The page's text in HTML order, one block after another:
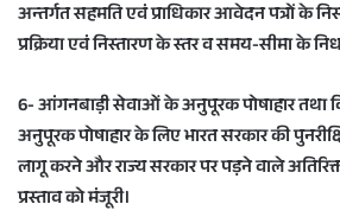
अन्तर्गत सहमति एवं प्राधिकार आवेदन पत्रों के
प्रक्रिया एवं निस्तारण के स्तर व समय-सीमा के
6- आंगनबाड़ी सेवाओं के अनुपूरक पोषाहार तथा
अनुपूरक पोषाहार के लिए भारत सरकार की
लागू करने और राज्य सरकार पर पड़ने वाले
प्रस्ताव को मंजूरी।